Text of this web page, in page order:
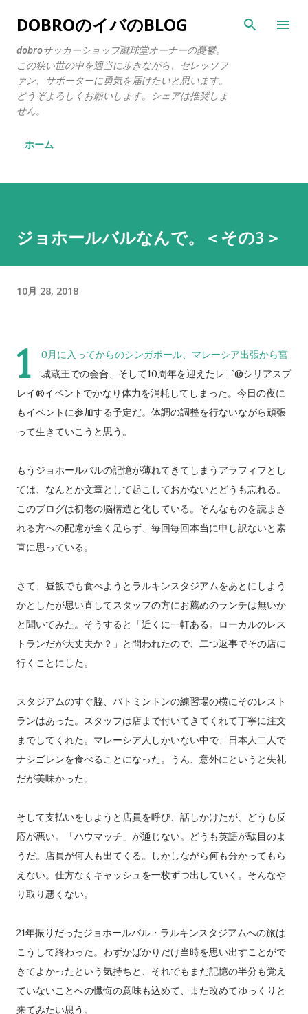
スキップしてメイン コンテンツに移動
DOBROのイバのBLOG
dobroサッカーショップ蹴球堂オーナーの憂鬱。
この狭い世の中を適当に歩きながら、セレッソフ
ァン、サポーターに勇気を届けたいと思います。
どうぞよろしくお願いします。シェアは推奨しま
せん。
ホーム
ジョホールバルなんで。＜その3＞
10月 28, 2018
1
0月に入ってからのシンガポール、マレーシア出張から宮
城蔵王での会合、そして10周年を迎えたレゴ®シリアスプ
レイ®イベントでかなり体力を消耗してしまった。今日の夜に
もイベントに参加する予定だ。体調の調整を行ないながら頑張
って生きていこうと思う。
もうジョホールバルの記憶が薄れてきてしまうアラフィフとし
ては、なんとか文章として起こしておかないとどうも忘れる。
このブログは初老の脳構造と化している。そんなものを読まさ
れる方への配慮が全く足らず、毎回毎回本当に申し訳ないと素
直に思っている。
さて、昼飯でも食べようとラルキンスタジアムをあとにしよう
かとしたが思い直してスタッフの方にお薦めのランチは無いか
と聞いてみた。そうすると「近くに一軒ある。ローカルのレス
トランだが大丈夫か？」と問われたので、二つ返事でその店に
行くことにした。
スタジアムのすぐ脇、バトミントンの練習場の横にそのレスト
ランはあった。スタッフは店まで付いてきてくれて丁寧に注文
までしてくれた。マレーシア人しかいない中で、日本人二人で
ナシゴレンを食べることになった。うん、意外にというと失礼
だが美味かった。
そして支払いをしようと店員を呼び、話しかけたが、どうも反
応が悪い。「ハウマッチ」が通じない。どうも英語が駄目のよ
うだ。店員が何人も出てくる。しかしながら何も分かってもら
えない。仕方なくキャッシュを一枚ずつ出していく。そんなや
り取り悪くない。
21年振りだったジョホールバル・ラルキンスタジアムへの旅は
こうして終わった。わずかばかりだけ当時を思い出すことがで
きてよかったという気持ちと、それでもまだ記憶の半分も覚え
ていないことへの懺悔の意味も込めて、また改めてゆっくりと
来てみたい思う。